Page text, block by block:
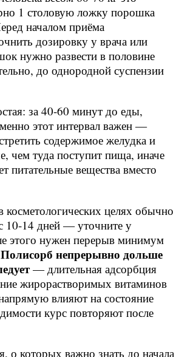
1 столовую ложку порошка
началом приёма
дозировку у врача или
нужно развести в половине
до однородной суспензии
за 40-60 минут до еды,
этот интервал важен —
содержимое желудка и
чем туда поступит пища, иначе
питательные вещества вместо
целях обычно
10-14 дней — уточните у
этого нужен перерыв минимум
непрерывно дольше
— длительная адсорбция
жирорастворимых витаминов
влияют на состояние
курс повторяют после
о которых важно знать до начала